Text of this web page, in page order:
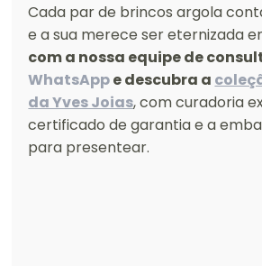
Cada par de brincos argola
e a sua merece ser eternizada
com a nossa equipe de
WhatsApp e descubra a
da Yves Joias, com curadoria
certificado de garantia e a
para presentear.